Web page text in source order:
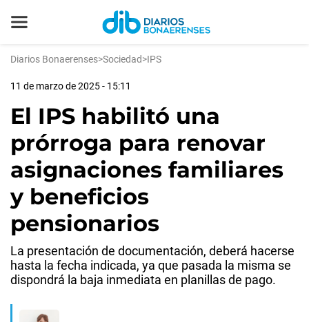
Diarios Bonaerenses>Sociedad>IPS
11 de marzo de 2025 - 15:11
El IPS habilitó una
prórroga para renovar
asignaciones familiares
y beneficios
pensionarios
La presentación de documentación, deberá hacerse
hasta la fecha indicada, ya que pasada la misma se
dispondrá la baja inmediata en planillas de pago.